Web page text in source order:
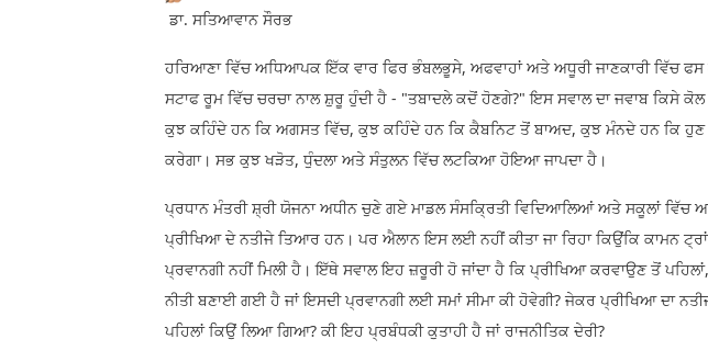
ਡਾ. ਸਤਿਆਵਾਨ ਸੌਰਭ
ਹਰਿਆਣਾ ਵਿੱਚ ਅਧਿਆਪਕ ਇੱਕ ਵਾਰ ਫਿਰ ਭੰਬਲਭੂਸੇ, ਅਫਵਾਹਾਂ ਅਤੇ ਅਧੂਰੀ ਜਾਣਕਾਰੀ ਵਿੱਚ
ਸਟਾਫ ਰੂਮ ਵਿੱਚ ਚਰਚਾ ਨਾਲ ਸ਼ੁਰੂ ਹੁੰਦੀ ਹੈ - "ਤਬਾਦਲੇ ਕਦੋਂ ਹੋਣਗੇ?" ਇਸ ਸਵਾਲ ਦਾ ਜਵਾਬ ਕਿਸੇ
ਕੁਝ ਕਹਿੰਦੇ ਹਨ ਕਿ ਅਗਸਤ ਵਿੱਚ, ਕੁਝ ਕਹਿੰਦੇ ਹਨ ਕਿ ਕੈਬਨਿਟ ਤੋਂ ਬਾਅਦ, ਕੁਝ ਮੰਨਦੇ ਹਨ ਕਿ ਹੁਣ
ਕਰੇਗਾ। ਸਭ ਕੁਝ ਖੜੋਤ, ਧੁੰਦਲਾ ਅਤੇ ਸੰਤੁਲਨ ਵਿੱਚ ਲਟਕਿਆ ਹੋਇਆ ਜਾਪਦਾ ਹੈ।
ਪ੍ਰਧਾਨ ਮੰਤਰੀ ਸ਼੍ਰੀ ਯੋਜਨਾ ਅਧੀਨ ਚੁਣੇ ਗਏ ਮਾਡਲ ਸੰਸਕ੍ਰਿਤੀ ਵਿਦਿਆਲਿਆਂ ਅਤੇ ਸਕੂਲਾਂ
ਪ੍ਰੀਖਿਆ ਦੇ ਨਤੀਜੇ ਤਿਆਰ ਹਨ। ਪਰ ਐਲਾਨ ਇਸ ਲਈ ਨਹੀਂ ਕੀਤਾ ਜਾ ਰਿਹਾ ਕਿਉਂਕਿ ਕਾਮਨ
ਪ੍ਰਵਾਨਗੀ ਨਹੀਂ ਮਿਲੀ ਹੈ। ਇੱਥੇ ਸਵਾਲ ਇਹ ਜ਼ਰੂਰੀ ਹੋ ਜਾਂਦਾ ਹੈ ਕਿ ਪ੍ਰੀਖਿਆ ਕਰਵਾਉਣ ਤੋਂ
ਨੀਤੀ ਬਣਾਈ ਗਈ ਹੈ ਜਾਂ ਇਸਦੀ ਪ੍ਰਵਾਨਗੀ ਲਈ ਸਮਾਂ ਸੀਮਾ ਕੀ ਹੋਵੇਗੀ? ਜੇਕਰ ਪ੍ਰੀਖਿਆ ਦਾ
ਪਹਿਲਾਂ ਕਿਉਂ ਲਿਆ ਗਿਆ? ਕੀ ਇਹ ਪ੍ਰਬੰਧਕੀ ਕੁਤਾਹੀ ਹੈ ਜਾਂ ਰਾਜਨੀਤਿਕ ਦੇਰੀ?